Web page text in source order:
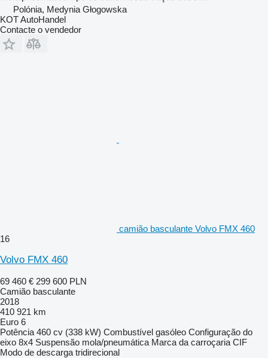
Polónia, Medynia Głogowska
KOT AutoHandel
Contacte o vendedor
camião basculante Volvo FMX 460
16
Volvo FMX 460
69 460 € 299 600 PLN
Camião basculante
2018
410 921 km
Euro 6
Potência 460 cv (338 kW) Combustível gasóleo Configuração do
eixo 8x4 Suspensão mola/pneumática Marca da carroçaria CIF
Modo de descarga tridirecional